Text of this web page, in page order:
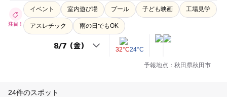
注目！
イベント 室内遊び場 プール 子ども映画 工場見学
アスレチック 雨の日でもOK
32°C24°C
予報地点：秋田県秋田市
24件のスポット